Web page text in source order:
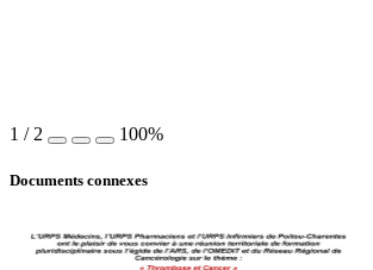
1 / 2 100%
Documents connexes